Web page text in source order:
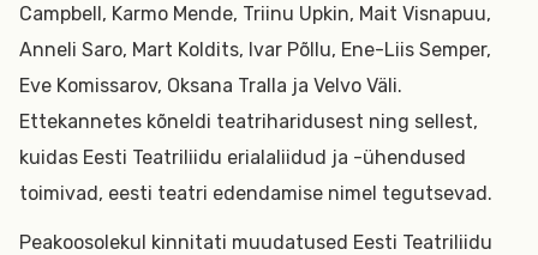
Campbell, Karmo Mende, Triinu Upkin, Mait Visnapuu,
Anneli Saro, Mart Koldits, Ivar Põllu, Ene-Liis Semper,
Eve Komissarov, Oksana Tralla ja Velvo Väli.
Ettekannetes kõneldi teatriharidusest ning sellest,
kuidas Eesti Teatriliidu erialaliidud ja -ühendused
toimivad, eesti teatri edendamise nimel tegutsevad.
Peakoosolekul kinnitati muudatused Eesti Teatriliidu